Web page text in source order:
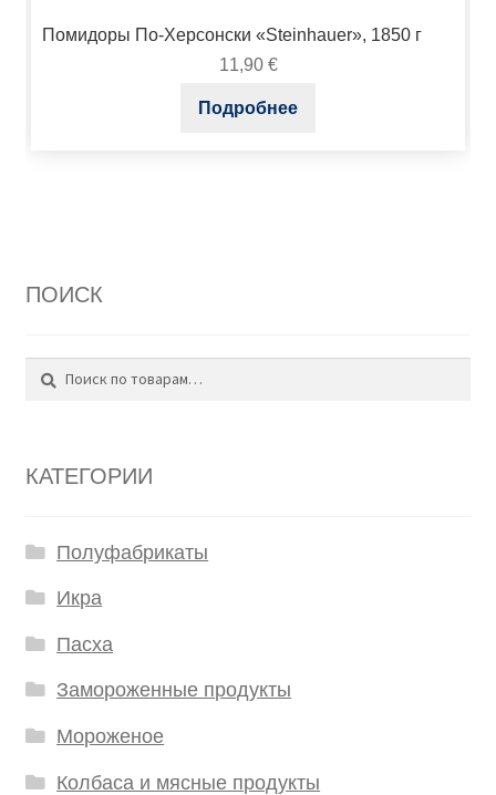
Помидоры По-Херсонски «Steinhauer», 1850 г
11,90 €
Подробнее
ПОИСК
Поиск
КАТЕГОРИИ
Полуфабрикаты
Икра
Пасха
Замороженные продукты
Мороженое
Колбаса и мясные продукты